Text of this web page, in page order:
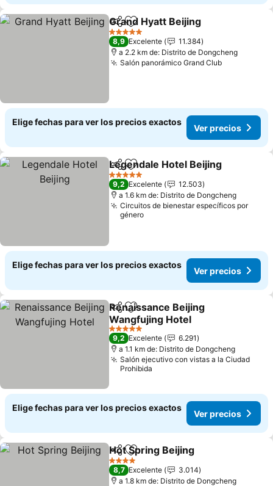
CompartirAgregar a favoritos
Grand Hyatt Beijing
5 Estrellas
8,9 Excelente
11.384
a 2.2 km de: Distrito de Dongcheng
Salón panorámico Grand ClubVer
Elige fechas para ver los precios exactos
Ver precios
CompartirAgregar a favoritos
Legendale Hotel Beijing
5 Estrellas
9,2 Excelente
12.503
a 1.6 km de: Distrito de Dongcheng
Circuitos de bienestar específicos por
género
Elige fechas para ver los precios exactos
Ver precios
CompartirAgregar a favoritos
Renaissance Beijing
Wangfujing Hotel
Ver precios
5 Estrellas
9,2 Excelente
6.291
a 1.1 km de: Distrito de Dongcheng
Salón ejecutivo con vistas a la Ciudad
Prohibida
Elige fechas para ver los precios exactos
Ver precios
CompartirAgregar a favoritos
Hot Spring Beijing
4 Estrellas
8,7 Excelente
3.014
a 1.8 km de: Distrito de Dongcheng